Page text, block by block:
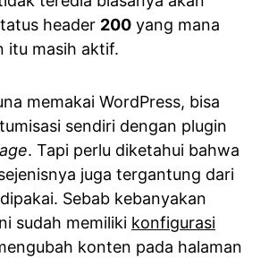
header 200 yang mana
itu masih aktif.
memakai WordPress, bisa
sendiri dengan plugin
. Tapi perlu diketahui bahwa
juga tergantung dari
Sebab kebanyakan
sudah memiliki konfigurasi
konten pada halaman